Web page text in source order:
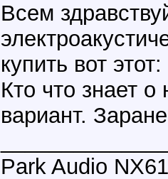
Всем
купить вот
Кто что знает
вариант.
Park Audio